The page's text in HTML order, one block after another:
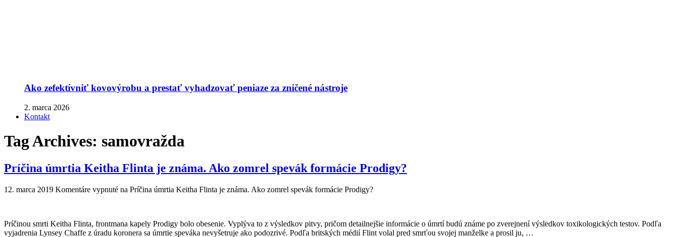
Ako zefektívniť kovovýrobu a prestať vyhadzovať peniaze za zničené nástroje
2. marca 2026
Kontakt
Tag Archives: samovražda
Príčina úmrtia Keitha Flinta je známa. Ako zomrel spevák formácie Prodigy?
12. marca 2019 Komentáre vypnuté na Príčina úmrtia Keitha Flinta je známa. Ako zomrel spevák formácie Prodigy?
Príčinou smrti Keitha Flinta, frontmana kapely Prodigy bolo obesenie. Vyplýva to z výsledkov pitvy, pričom detailnejšie informácie o úmrtí budú známe po zverejnení výsledkov toxikologických testov. Podľa
vyjadrenia Lynsey Chaffe z úradu koronera sa úmrtie speváka nevyšetruje ako podozrivé. Podľa britských médií Flint volal pred smrťou svojej manželke a prosil ju, …